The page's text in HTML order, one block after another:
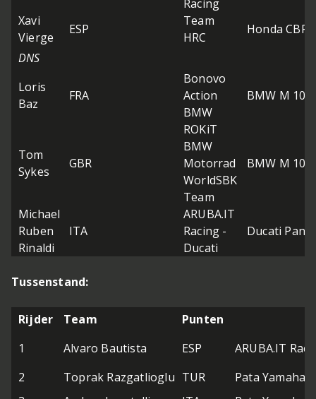
Racing
Xavi
Vierge
ESP
Team
HRC
Honda
DNS
Loris
Baz
FRA
Bonovo
Action
BMW
BMW M
Tom
Sykes
GBR
ROKiT
BMW
Motorrad
WorldSBK
Team
BMW M
Michael
Ruben
Rinaldi
ITA
ARUBA.IT
Racing -
Ducati
Ducati
Tussenstand:
Rijder Team
Punten
1
Alvaro Bautista ESP
ARUBA.IT
2
Toprak Razgatlioglu TUR
Pata Yamaha